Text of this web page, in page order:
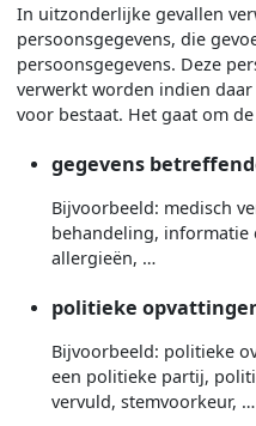
In uitzonderlijke gevallen
persoonsgegevens, die
persoonsgegevens. Deze
verwerkt worden indien
voor bestaat. Het gaat om
gegevens
Bijvoorbeeld: medisch
behandeling, informatie
allergieën, …
politieke
Bijvoorbeeld: politieke
een politieke partij,
vervuld, stemvoorkeur, …